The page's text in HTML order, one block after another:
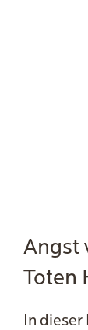
Angst
Toten
In dieser